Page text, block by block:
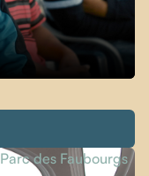
Parc des Faubourgs